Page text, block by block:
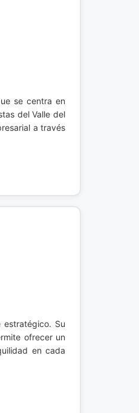
se centra en
del Valle del
a través
Su
ofrecer un
en cada